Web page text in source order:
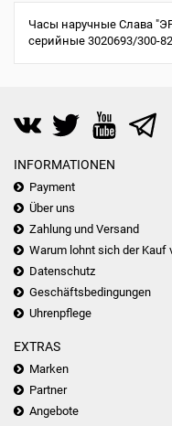
Часы наручные Слава
серийные 3020693/300-
INFORMATIONEN
Payment
Über uns
Zahlung und Versand
Warum lohnt sich der Kauf
Datenschutz
Geschäftsbedingungen
Uhrenpflege
EXTRAS
Marken
Partner
Angebote